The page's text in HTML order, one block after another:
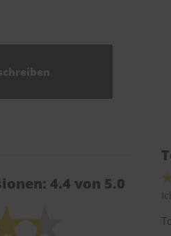
4.4 von 5.0